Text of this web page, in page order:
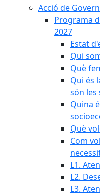
Acció de Govern
Programa
2027
Estat
Qui
Què
Qui és
són les
Quina
Què
Com
L1.
L2.
L3.